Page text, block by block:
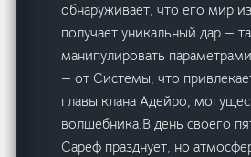
обнаруживает, что его мир
получает уникальный дар —
манипулировать
— от Системы, что
главы клана Адейро,
волшебника.В день своего
Сареф празднует, но